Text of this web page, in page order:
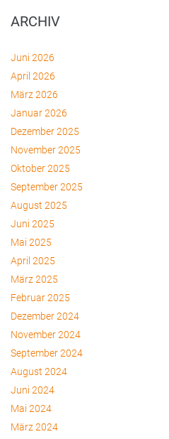
ARCHIV
Juni 2026
April 2026
März 2026
Januar 2026
Dezember 2025
November 2025
Oktober 2025
September 2025
August 2025
Juni 2025
Mai 2025
April 2025
März 2025
Februar 2025
Dezember 2024
November 2024
September 2024
August 2024
Juni 2024
Mai 2024
März 2024